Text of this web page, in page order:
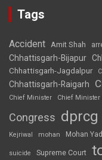
Tags
Accident Amit Shah
Chhattisgarh-Bijapur
Chhattisgarh-Jagdalpur
Chhattisgarh-Raigarh
Chief Minister
Chief Minister
Congress dprcg
Kejriwal mohan Mohan
suicide Supreme Court